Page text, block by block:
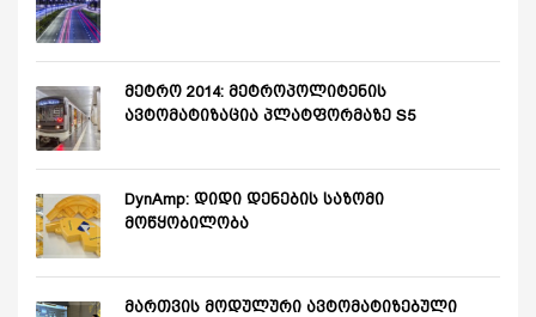
მეტრო 2014: მეტროპოლიტენის
ავტომატიზაცია პლატფორმაზე S5
DynAmp: დიდი დენების საზომი
მოწყობილობა
მართვის მოდულური ავტომატიზებული